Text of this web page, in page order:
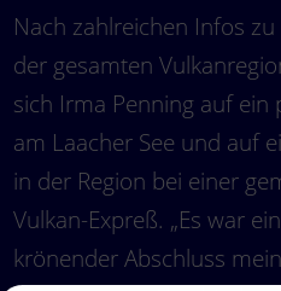
Nach zahlreichen Infos
der gesamten
sich Irma Penning auf ein
am Laacher See und auf
in der Region bei einer
Vulkan-Expreß. „Es war
krönender Abschluss